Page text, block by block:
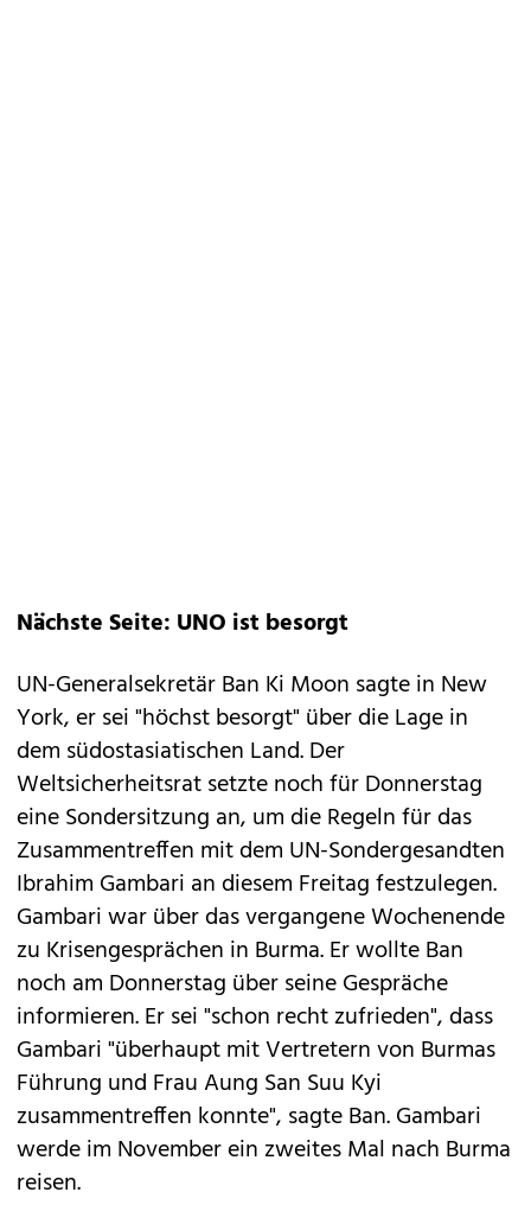
Nächste Seite: UNO ist besorgt
UN-Generalsekretär Ban Ki Moon sagte in New
York, er sei "höchst besorgt" über die Lage in
dem südostasiatischen Land. Der
Weltsicherheitsrat setzte noch für Donnerstag
eine Sondersitzung an, um die Regeln für das
Zusammentreffen mit dem UN-Sondergesandten
Ibrahim Gambari an diesem Freitag festzulegen.
Gambari war über das vergangene Wochenende
zu Krisengesprächen in Burma. Er wollte Ban
noch am Donnerstag über seine Gespräche
informieren. Er sei "schon recht zufrieden", dass
Gambari "überhaupt mit Vertretern von Burmas
Führung und Frau Aung San Suu Kyi
zusammentreffen konnte", sagte Ban. Gambari
werde im November ein zweites Mal nach Burma
reisen.